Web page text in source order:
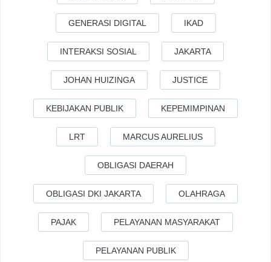
GENERASI DIGITAL IKAD
INTERAKSI SOSIAL JAKARTA
JOHAN HUIZINGA JUSTICE
KEBIJAKAN PUBLIK KEPEMIMPINAN
LRT MARCUS AURELIUS
OBLIGASI DAERAH
OBLIGASI DKI JAKARTA OLAHRAGA
PAJAK PELAYANAN MASYARAKAT
PELAYANAN PUBLIK